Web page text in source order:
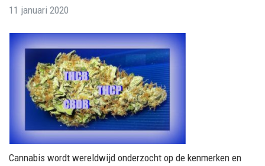
11 januari 2020
Cannabis wordt wereldwijd onderzocht op de kenmerken en